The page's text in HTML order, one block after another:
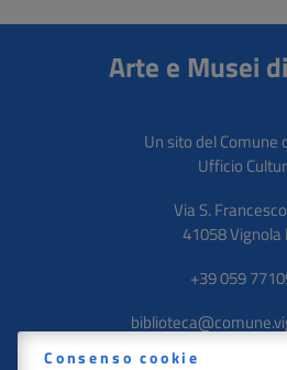
Arte e Musei
Un sito del Comune
Ufficio
Via S.
41058Vignola
+39 059
Consenso cookie